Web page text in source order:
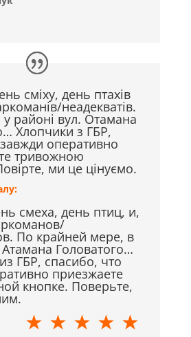
сміху, день птахів
неадекватів.
районі вул. Отамана
Хлопчики з ГБР,
оперативно
тривожною
ми це цінуємо.
смеха, день птиц, и,
По крайней мере, в
Головатого…
ГБР, спасибо, что
приезжаете
кнопке. Поверьте,
★ ★ ★ ★ ★